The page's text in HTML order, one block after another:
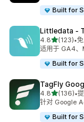
Built for
Littledata ‑
4.8星（满分 5
(123)
总共 123 条评
•
适用于 GA4、
Built for
TagFly
4.8星（满分 5
(136)
总共 136 条评
•
针对 Google
Built for